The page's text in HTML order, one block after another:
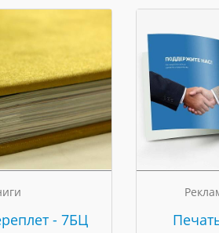
- 7БЦ